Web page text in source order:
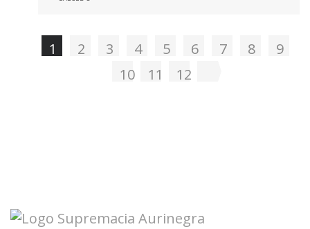
1 2 3 4 5 6 7 8
9
10
11 12